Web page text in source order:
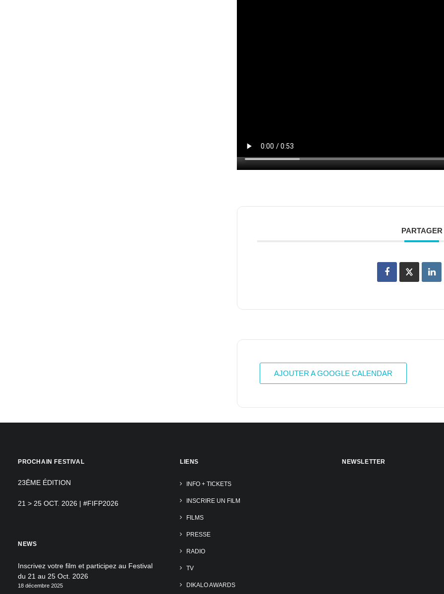
PARTAGER
AJOUTER A GOOGLE CALENDAR
PROCHAIN FESTIVAL
23ĒME ÉDITION
21 > 25 OCT. 2026 | #FIFP2026
NEWS
Inscrivez votre film et participez au Festival
du 21 au 25 Oct. 2026
18 décembre 2025
LIENS
INFO + TICKETS
INSCRIRE UN FILM
FILMS
PRESSE
RADIO
TV
DIKALO AWARDS
NEWSLETTER